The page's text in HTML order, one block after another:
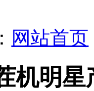
网站首页
机明星